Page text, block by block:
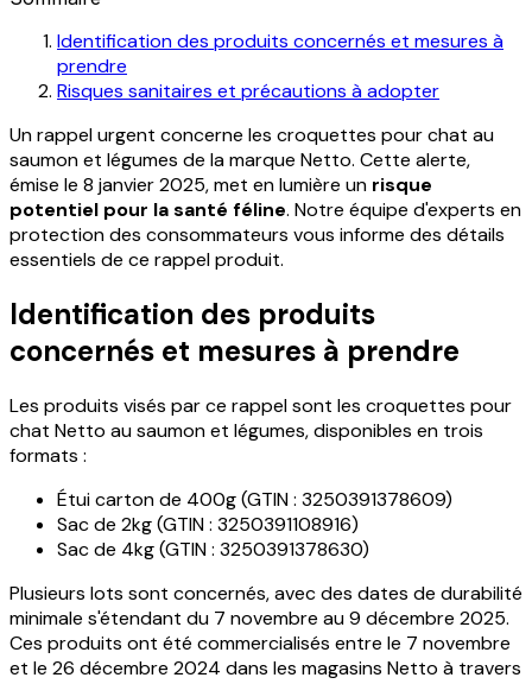
Identification des produits concernés et mesures à
prendre
Risques sanitaires et précautions à adopter
Un rappel urgent concerne les croquettes pour chat au
saumon et légumes de la marque Netto. Cette alerte,
émise le 8 janvier 2025, met en lumière un risque
potentiel pour la santé féline. Notre équipe d'experts en
protection des consommateurs vous informe des détails
essentiels de ce rappel produit.
Identification des produits
concernés et mesures à prendre
Les produits visés par ce rappel sont les croquettes pour
chat Netto au saumon et légumes, disponibles en trois
formats :
Étui carton de 400g (GTIN : 3250391378609)
Sac de 2kg (GTIN : 3250391108916)
Sac de 4kg (GTIN : 3250391378630)
Plusieurs lots sont concernés, avec des dates de durabilité
minimale s'étendant du 7 novembre au 9 décembre 2025.
Ces produits ont été commercialisés entre le 7 novembre
et le 26 décembre 2024 dans les magasins Netto à travers